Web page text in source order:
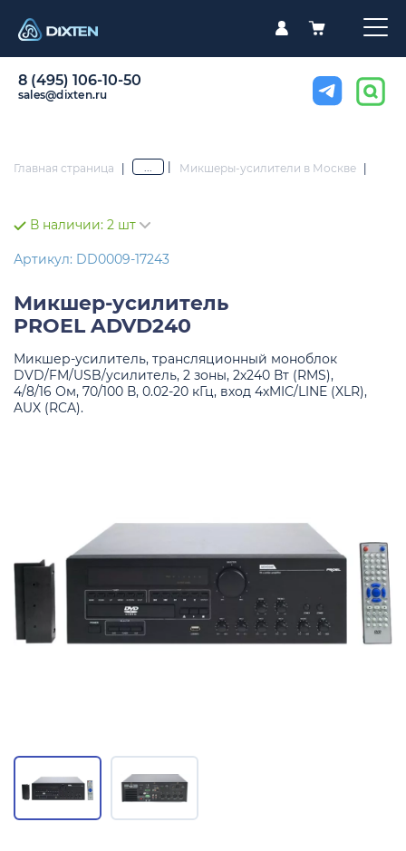
8 (495) 106-10-50
sales@dixten.ru
Главная страница | ... Микшеры-усилители в Москве |
В наличии: 2 шт
Артикул: DD0009-17243
Микшер-усилитель
PROEL ADVD240
Микшер-усилитель, трансляционный моноблок
DVD/FM/USB/усилитель, 2 зоны, 2х240 Вт (RMS),
4/8/16 Ом, 70/100 В, 0.02-20 кГц, вход 4хMIC/LINE (XLR),
AUX (RCA).